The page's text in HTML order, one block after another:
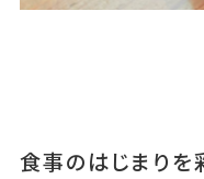
食事のはじまりを